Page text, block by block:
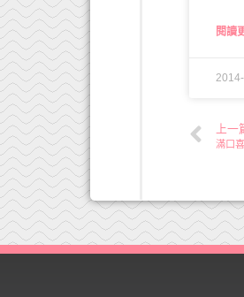
閱讀
上一
滿口